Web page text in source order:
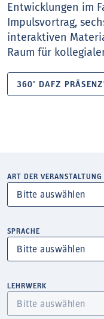
Entwicklungen im
Impulsvortrag,
interaktiven
Raum für
360° DAFZ
ART DER VERANSTALTUNG
SPRACHE
LEHRWERK